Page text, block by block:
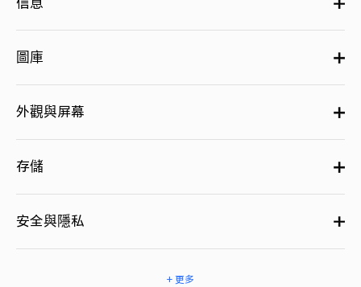
圖庫
外觀與屏幕
存儲
安全與隱私
+ 更多